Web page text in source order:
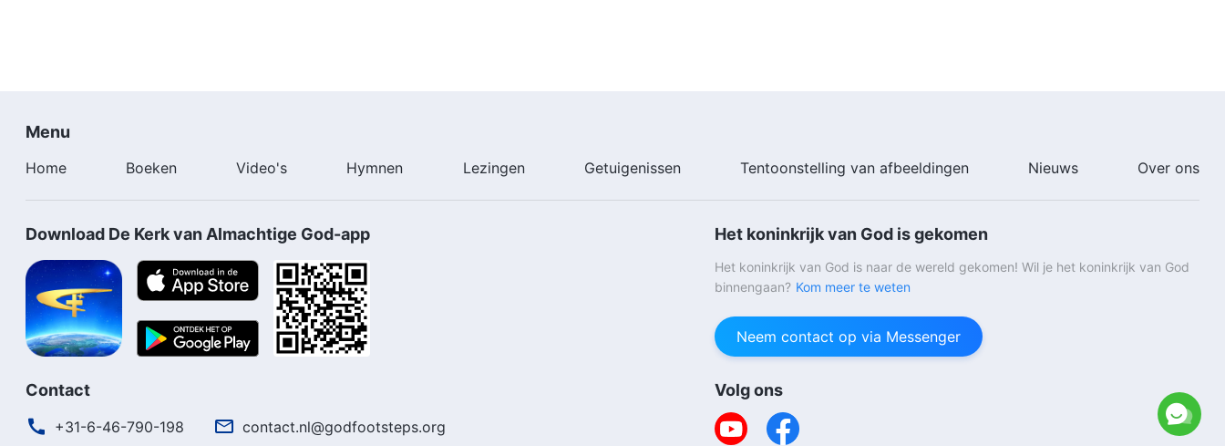
Menu
Home Boeken Video's Hymnen Lezingen Getuigenissen Tentoonstelling van afbeeldingen Nieuws Over ons
Download De Kerk van Almachtige God-app
Contact
+31-6-46-790-198 contact.nl@godfootsteps.org
Het koninkrijk van God is gekomen
Het koninkrijk van God is naar de wereld gekomen! Wil je het koninkrijk van God
binnengaan? Kom meer te weten
Neem contact op via Messenger
Volg ons